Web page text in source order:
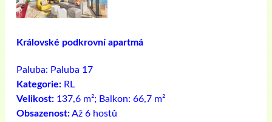
Královské podkrovní apartmá
Paluba: Paluba 17
Kategorie: RL
Velikost: 137,6 m²; Balkon: 66,7 m²
Obsazenost:Až 6 hostů